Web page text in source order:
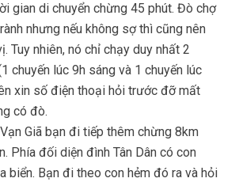
gian di chuyển chừng 45 phút. Đò chợ
nhưng nếu không sợ thì cũng nên
Tuy nhiên, nó chỉ chạy duy nhất 2
chuyến lúc 9h sáng và 1 chuyến lúc
xin số điện thoại hỏi trước đỡ mất
có đò.
Giã bạn đi tiếp thêm chừng 8km
Phía đối diện đình Tân Dân có con
biển. Bạn đi theo con hẻm đó ra và hỏi